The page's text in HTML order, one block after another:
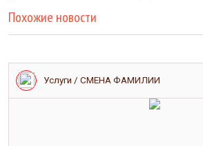
Похожие новости
Услуги / СМЕНА ФАМИЛИИ